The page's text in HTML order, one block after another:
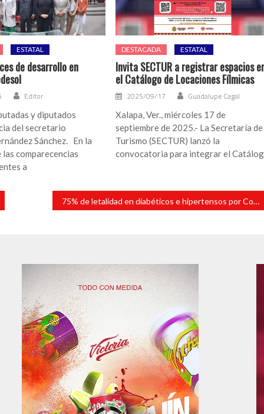
ESTATAL
de desarrollo en
Editor
y diputados
del secretario
Sánchez. En la
comparecencias
a
DESTACADA ESTATAL
Invita SECTUR a registrar espacios
el Catálogo de Locaciones Fílmicas
2025/09/17 Guadalupe Cagal
Xalapa, Ver., miércoles 17 de
septiembre de 2025.- La Secretaría de
Turismo (SECTUR) lanzó la
convocatoria para integrar el
75% de letalidad en diabéticos e hipertensos por Covid -19